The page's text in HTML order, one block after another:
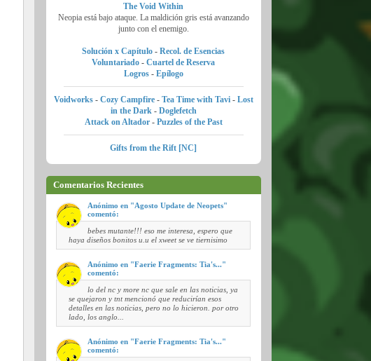
The Void Within
Neopia está bajo ataque. La maldición gris está avanzando
junto con el enemigo.
Solución x Capítulo -Recol. de Esencias
Voluntariado -Cuartel de Reserva
Logros- Epílogo
Voidworks- Cozy Campfire - Tea Time with Tavi- Lost
in the Dark- Doglefetch
Attack on Altador- Puzzles of the Past
Gifts from the Rift [NC]
Comentarios Recientes
Anónimo en "Agosto Update de Neopets"
comentó:
bebes mutante!!! eso me interesa, espero que
haya diseños bonitos u.u el xweet se ve tiernisimo
Anónimo en "Faerie Fragments: Tia's..."
comentó:
lo del nc y more nc que sale en las noticias, ya
se quejaron y tnt mencionó que reducirían esos
detalles en las noticias, pero no lo hicieron. por otro
lado, los anglo...
Anónimo en "Faerie Fragments: Tia's..."
comentó: